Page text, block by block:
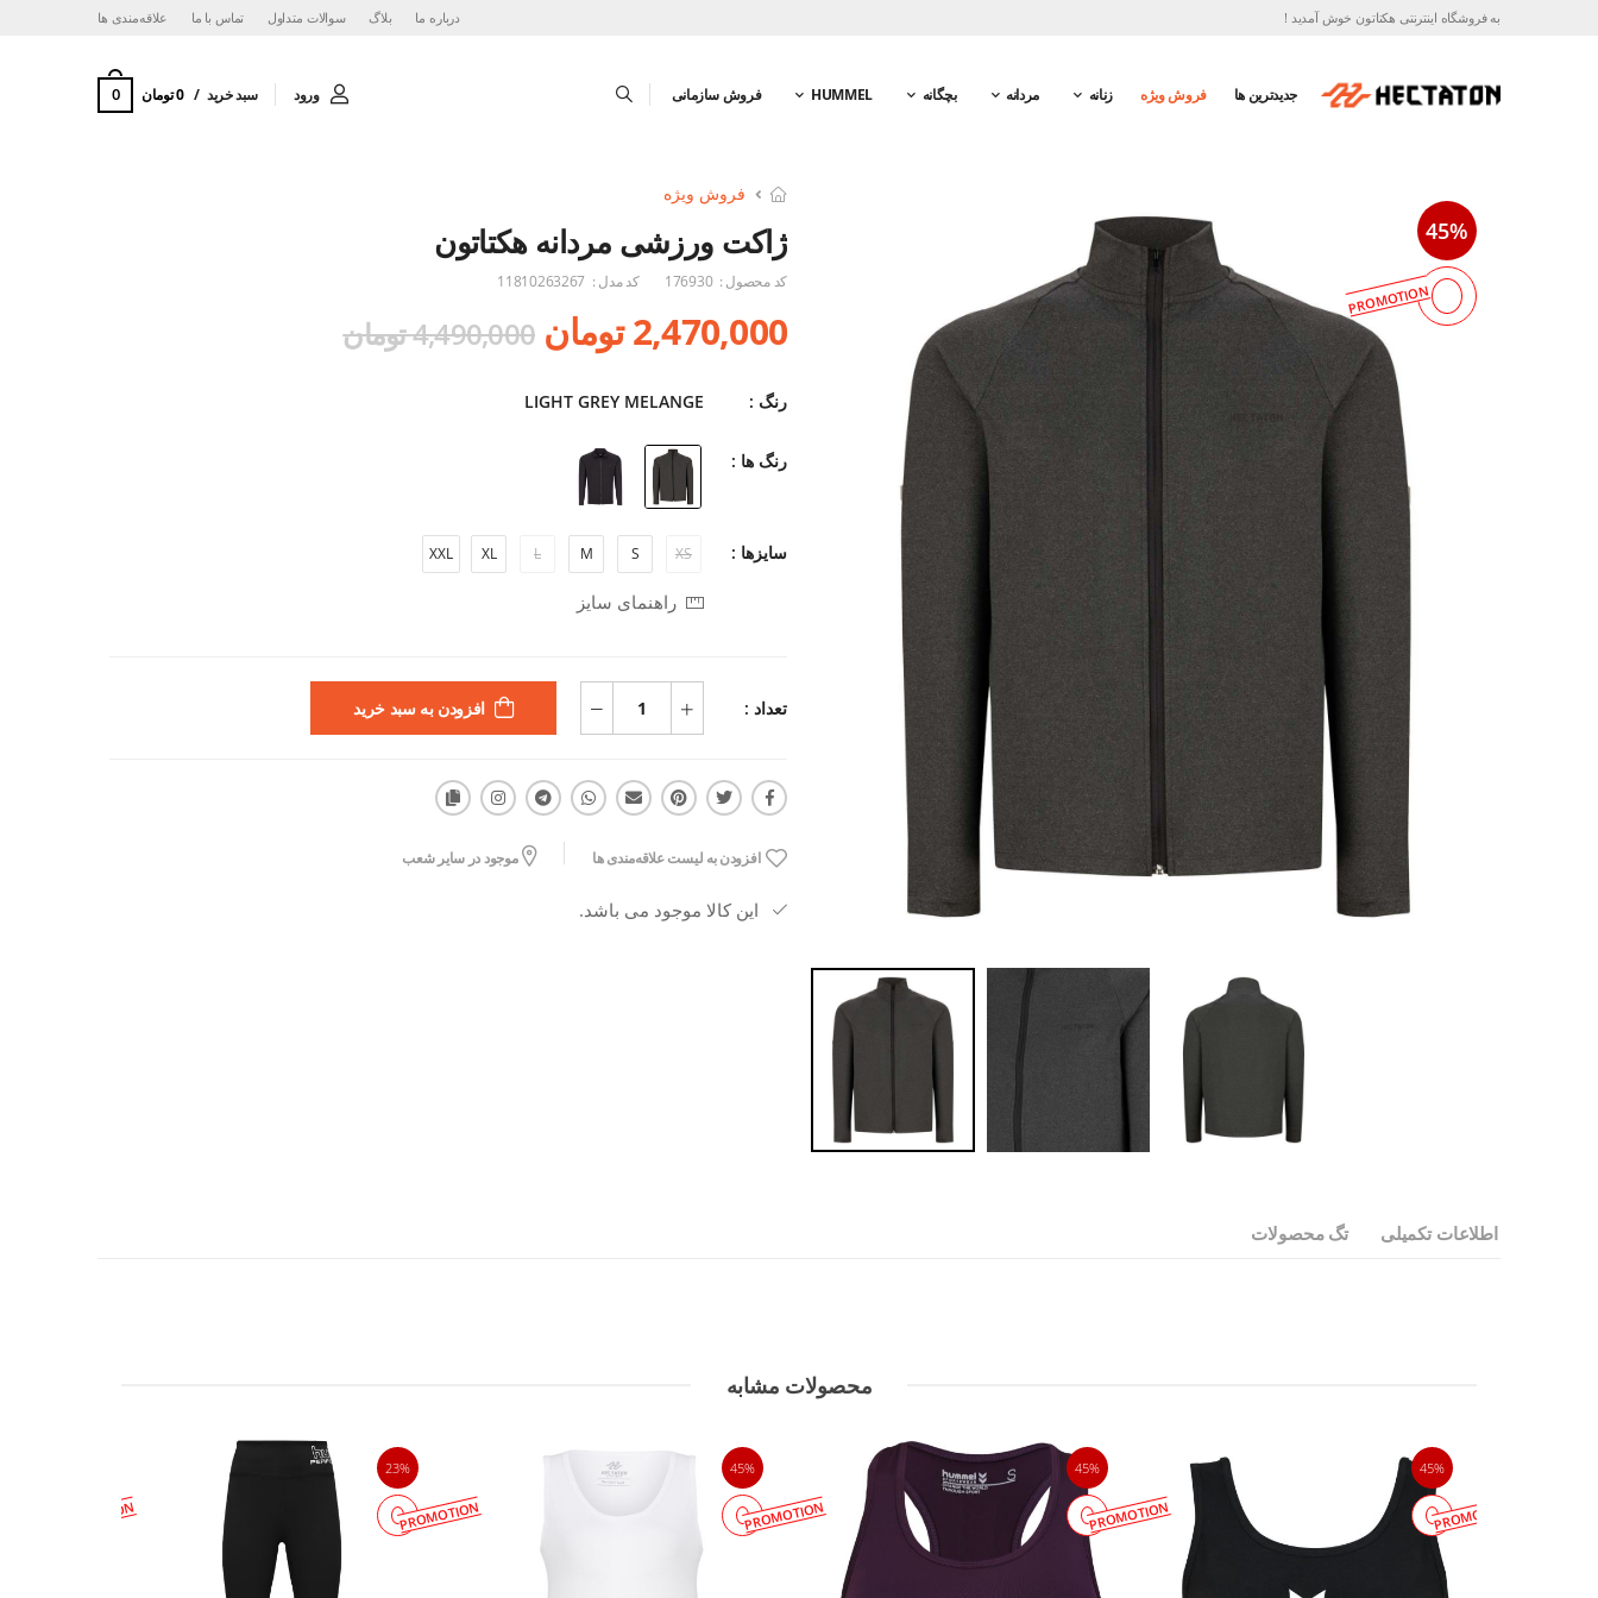
به فروشگاه اینترنتی هکتاتون خوش آمدید ! درباره ما بلاگ سوالات متداول تماس با ما ‌علاقه‌مندی ها
جدیدترین ها فروش ویژه زنانه مردانه بچگانه HUMMEL فروش سازمانی ورود سبد خرید 0 تومان 0
45%
PROMOTION
فروش ویژه
ژاکت ورزشی مردانه هکتاتون
کد محصول : 176930 کد مدل : 11810263267
2,470,000 تومان 4,490,000 تومان
رنگ : LIGHT GREY MELANGE
رنگ ها :
سایزها : XS
S
M
L
XL
XXL
راهنمای سایز
تعداد : افزودن به سبد خرید
افزودن به لیست علاقه‌مندی ها موجود در سایر شعب
این کالا موجود می باشد.
اطلاعات تکمیلی تگ محصولات
محصولات مشابه
45%
PROMOTION
45%
PROMOTION
45%
PROMOTION
23%
PROMOTION
PROMOTION